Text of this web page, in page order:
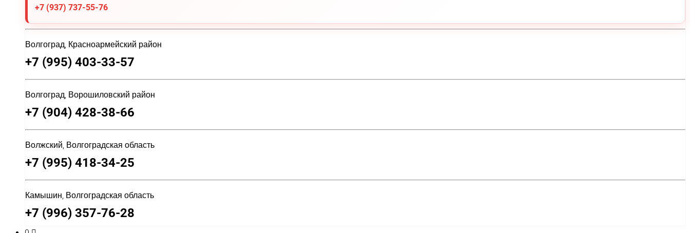
+7 (937) 737-55-76
Волгоград, Красноармейский район
+7 (995) 403-33-57
Волгоград, Ворошиловский район
+7 (904) 428-38-66
Волжский, Волгоградская область
+7 (995) 418-34-25
Камышин, Волгоградская область
+7 (996) 357-76-28